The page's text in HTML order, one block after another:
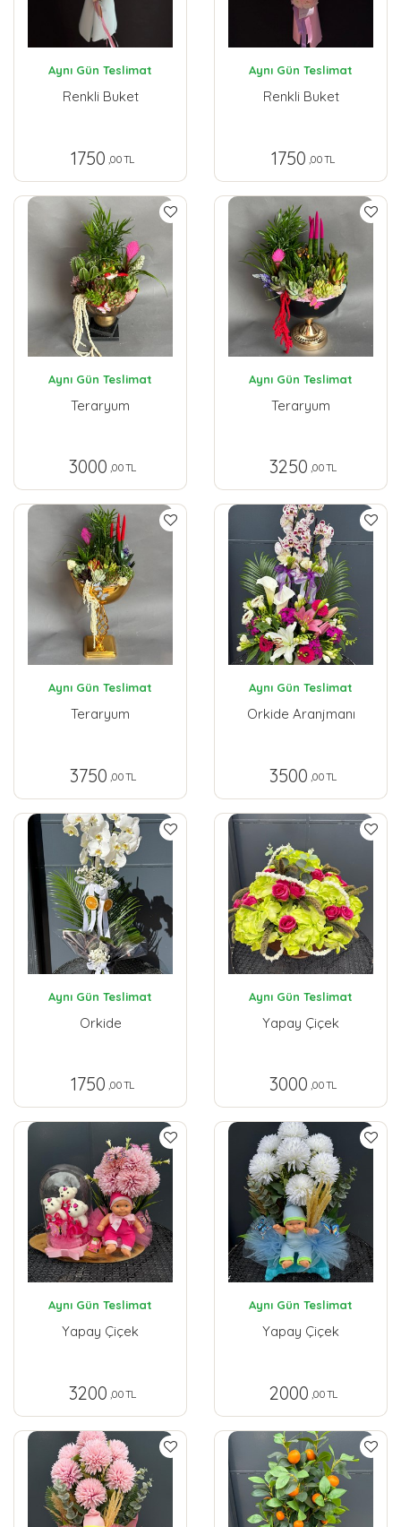
Aynı Gün Teslimat
Renkli Buket
1750 ,00 TL
Aynı Gün Teslimat
Renkli Buket
1750 ,00 TL
Aynı Gün Teslimat
Teraryum
3000 ,00 TL
Aynı Gün Teslimat
Teraryum
3250 ,00 TL
Aynı Gün Teslimat
Teraryum
3750 ,00 TL
Aynı Gün Teslimat
Orkide Aranjmanı
3500 ,00 TL
Aynı Gün Teslimat
Orkide
1750 ,00 TL
Aynı Gün Teslimat
Yapay Çiçek
3000 ,00 TL
Aynı Gün Teslimat
Yapay Çiçek
3200 ,00 TL
Aynı Gün Teslimat
Yapay Çiçek
2000 ,00 TL